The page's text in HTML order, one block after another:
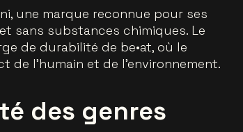
une marque reconnue pour ses
sans substances chimiques. Le
de durabilité de be•at, où le
l’humain et de l’environnement.
des genres